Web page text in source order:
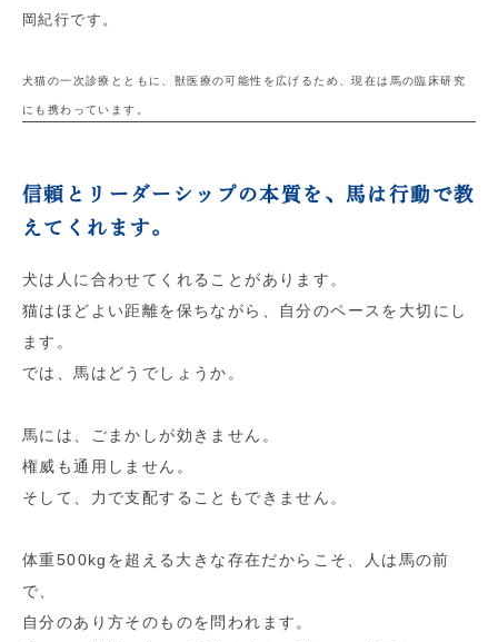
岡紀行です。
犬猫の一次診療とともに、獣医療の可能性を広げるため、現在は馬の臨床研究
にも携わっています。
信頼とリーダーシップの本質を、馬は行動で教
えてくれます。
犬は人に合わせてくれることがあります。
猫はほどよい距離を保ちながら、自分のペースを大切にし
ます。
では、馬はどうでしょうか。
馬には、ごまかしが効きません。
権威も通用しません。
そして、力で支配することもできません。
体重500kgを超える大きな存在だからこそ、人は馬の前
で、
自分のあり方そのものを問われます。